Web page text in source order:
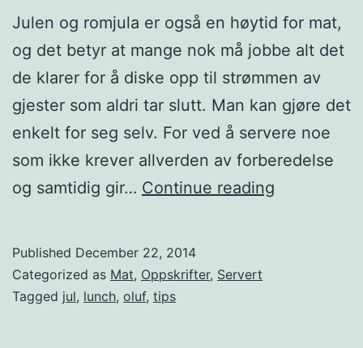
c
o
e
t
a
Julen og romjula er også en høytid for mat,
og det betyr at mange nok må jobbe alt det
de klarer for å diske opp til strømmen av
gjester som aldri tar slutt. Man kan gjøre det
enkelt for seg selv. For ved å servere noe
som ikke krever allverden av forberedelse
og samtidig gir… Continue reading
Published December 22, 2014
Categorized as Mat, Oppskrifter, Servert
Tagged jul, lunch, oluf, tips